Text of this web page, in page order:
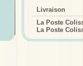
Livraison
La Poste
La Poste